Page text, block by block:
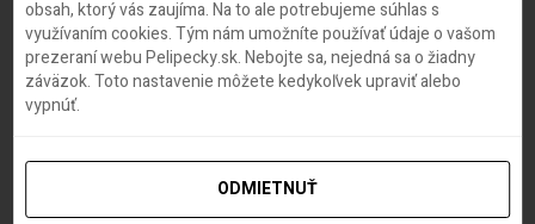
Značka:cenotvorba
obsah, ktorý vás zaujíma. Na to ale potrebujeme súhlas s
využívaním cookies. Tým nám umožníte používať údaje o vašom
prezeraní webu Pelipecky.sk. Nebojte sa, nejedná sa o žiadny
záväzok. Toto nastavenie môžete kedykoľvek upraviť alebo
vypnúť.
ODMIETNUŤ